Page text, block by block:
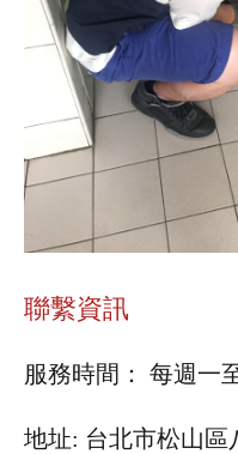
聯繫資訊
服務時間： 每週一
地址: 台北市松山區